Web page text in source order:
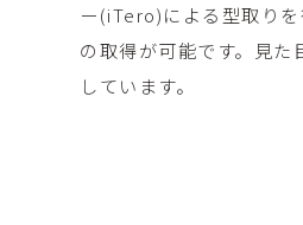
ー(iTero)による型取り
の取得が可能です。見
しています。